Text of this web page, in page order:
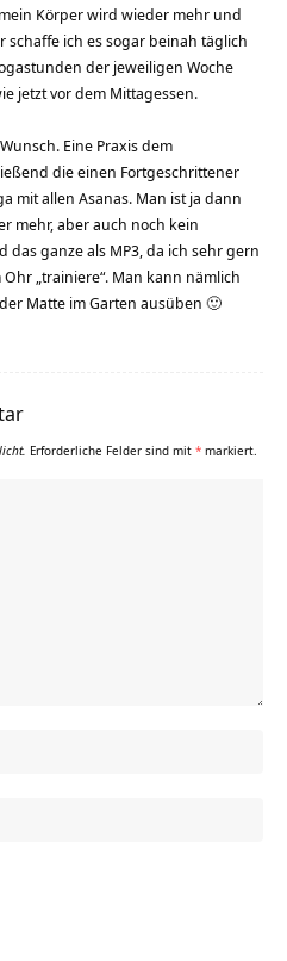
Körper wird wieder mehr und
schaffe ich es sogar beinah täglich
der jeweiligen Woche
jetzt vor dem Mittagessen.
Eine Praxis dem
die einen Fortgeschrittener
mit allen Asanas. Man ist ja dann
mehr, aber auch noch kein
das ganze als MP3, da ich sehr gern
„trainiere“. Man kann nämlich
Matte im Garten ausüben 🙂
Erforderliche Felder sind mit * markiert.